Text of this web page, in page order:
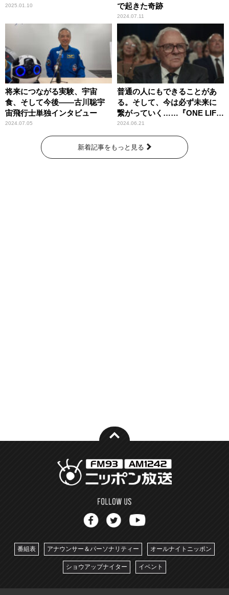
2025.01.10
で起きた奇跡
2024.07.11
将来につながる実験、宇宙
食、そして今後――古川聡宇
宙飛行士単独インタビュー
2024.07.05
普通の人にもできることがあ
る。そして、今は必ず未来に
繋がっていく……『ONE LIFE
奇跡が繋いだ6000の命』
2024.06.21
新着記事をもっと見る
番組表 アナウンサー＆パーソナリティー オールナイトニッポン
ショウアップナイター イベント